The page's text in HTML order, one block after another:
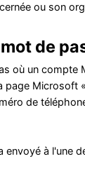
ou son
de
où un compte
page Microsoft
de
envoyé à l'une